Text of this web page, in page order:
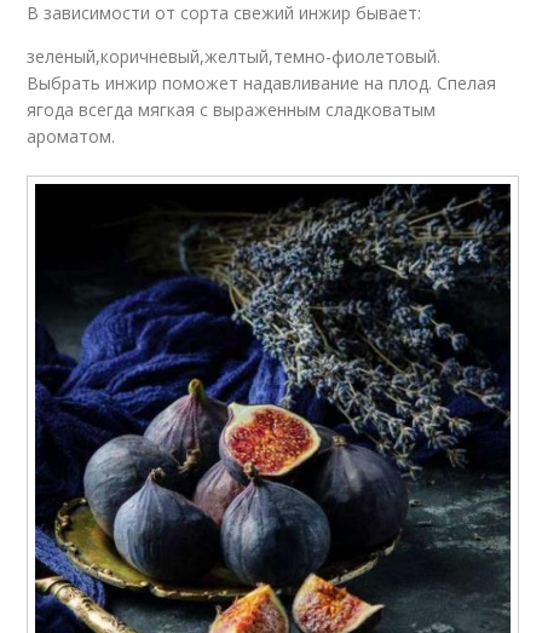
В зависимости от сорта свежий инжир бывает:
зеленый,коричневый,желтый,темно-фиолетовый.
Выбрать инжир поможет надавливание на плод. Спелая
ягода всегда мягкая с выраженным сладковатым
ароматом.